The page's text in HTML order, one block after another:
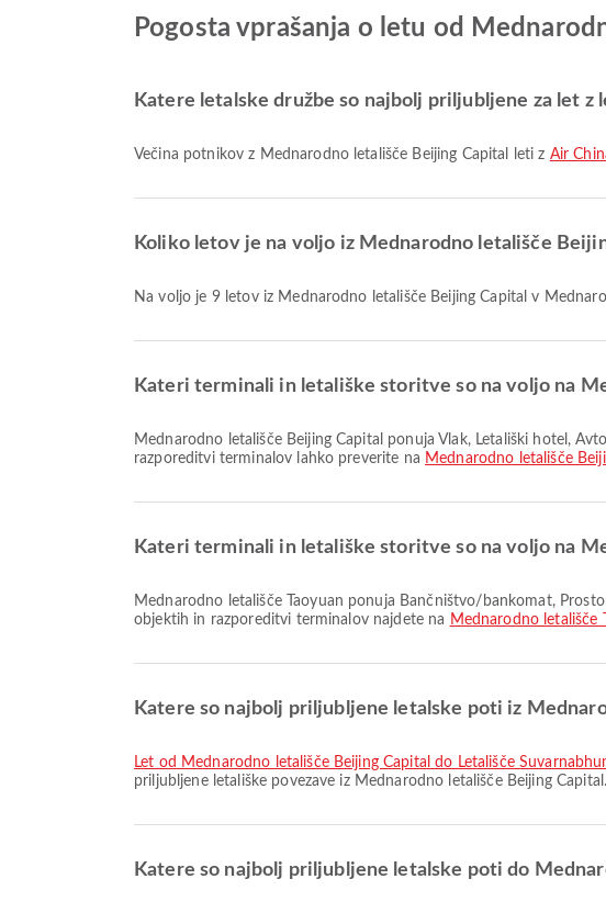
Pogosta vprašanja o letu od
Katere letalske družbe so najbolj priljubljene za let
Večina potnikov z Mednarodno letališče Beijing Capital leti z Air
Koliko letov je na voljo iz Mednarodno letališče
Na voljo je 9 letov iz Mednarodno letališče Beijing Capital v
Kateri terminali in letališke storitve so na voljo na
Mednarodno letališče Beijing Capital ponuja Vlak, Letališki hotel, Avtobusni prevoz in številne druge storitve, ki izboljšajo vašo potovalno izkušnjo. Podrobnosti o storitvah in
razporeditvi terminalov lahko preverite na Mednarodno letališče
Kateri terminali in letališke storitve so na voljo na
Mednarodno letališče Taoyuan ponuja Bančništvo/bankomat, Prostor za kajenje, Menjalnica in številne druge storitve za boljšo potovalno izkušnjo. Podrobne informacije o
objektih in razporeditvi terminalov najdete na Mednarodno letališče
Katere so najbolj priljubljene letalske poti iz
let od Mednarodno letališče Beijing Capital do Letališče
priljubljene letališke povezave iz Mednarodno letališče Beijing
Katere so najbolj priljubljene letalske poti do